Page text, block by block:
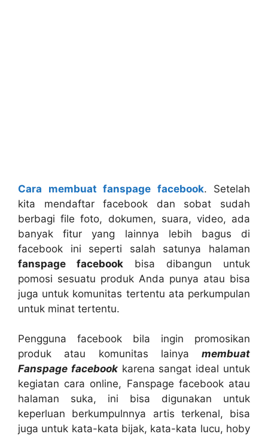
Cara membuat fanspage facebook. Setelah
kita mendaftar facebook dan sobat sudah
berbagi file foto, dokumen, suara, video, ada
banyak fitur yang lainnya lebih bagus di
facebook ini seperti salah satunya halaman
fanspage facebook bisa dibangun untuk
pomosi sesuatu produk Anda punya atau bisa
juga untuk komunitas tertentu ata perkumpulan
untuk minat tertentu.
Pengguna facebook bila ingin promosikan
produk atau komunitas lainya membuat
Fanspage facebookkarena sangat ideal untuk
kegiatan cara online, Fanspage facebook atau
halaman suka, ini bisa digunakan untuk
keperluan berkumpulnnya artis terkenal, bisa
juga untuk kata-kata bijak, kata-kata lucu, hoby